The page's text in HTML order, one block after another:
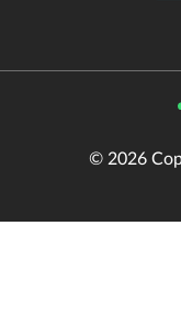
© 2026